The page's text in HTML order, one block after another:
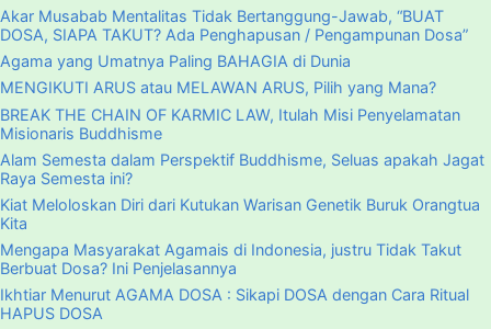
Akar Musabab Mentalitas Tidak Bertanggung-Jawab, “BUAT
DOSA, SIAPA TAKUT? Ada Penghapusan / Pengampunan Dosa”
Agama yang Umatnya Paling BAHAGIA di Dunia
MENGIKUTI ARUS atau MELAWAN ARUS, Pilih yang Mana?
BREAK THE CHAIN OF KARMIC LAW, Itulah Misi Penyelamatan
Misionaris Buddhisme
Alam Semesta dalam Perspektif Buddhisme, Seluas apakah Jagat
Raya Semesta ini?
Kiat Meloloskan Diri dari Kutukan Warisan Genetik Buruk Orangtua
Kita
Mengapa Masyarakat Agamais di Indonesia, justru Tidak Takut
Berbuat Dosa? Ini Penjelasannya
Ikhtiar Menurut AGAMA DOSA : Sikapi DOSA dengan Cara Ritual
HAPUS DOSA